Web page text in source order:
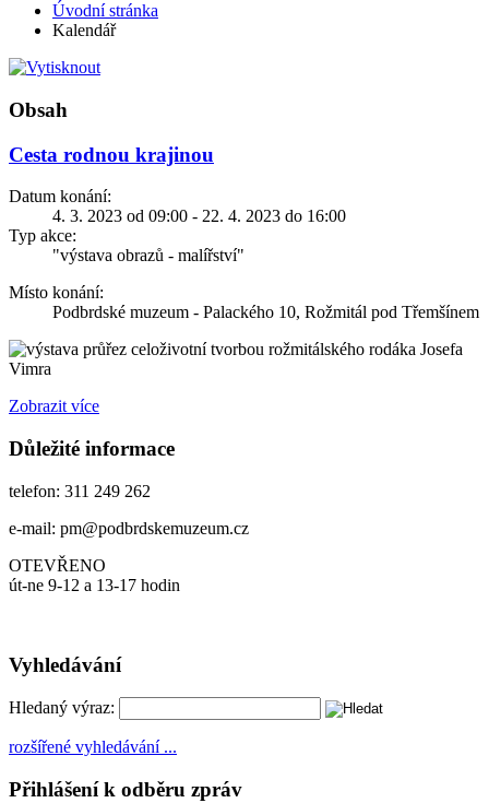
Úvodní stránka
Kalendář
Obsah
Cesta rodnou krajinou
Datum konání:
4. 3. 2023 od 09:00 - 22. 4. 2023 do 16:00
Typ akce:
"výstava obrazů - malířství"
Místo konání:
Podbrdské muzeum - Palackého 10, Rožmitál pod Třemšínem
průřez celoživotní tvorbou rožmitálského rodáka Josefa
Vimra
Zobrazit více
Důležité informace
telefon: 311 249 262
e-mail: pm@podbrdskemuzeum.cz
OTEVŘENO
út-ne 9-12 a 13-17 hodin
Vyhledávání
Hledaný výraz:
rozšířené vyhledávání ...
Přihlášení k odběru zpráv